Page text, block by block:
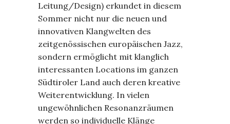
Leitung/Design) erkundet in diesem
Sommer nicht nur die neuen und
innovativen Klangwelten des
zeitgenössischen europäischen Jazz,
sondern ermöglicht mit klanglich
interessanten Locations im ganzen
Südtiroler Land auch deren kreative
Weiterentwicklung. In vielen
ungewöhnlichen Resonanzräumen
werden so individuelle Klänge